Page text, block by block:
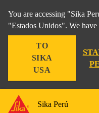
You are accessing "Sika
"Estados Unidos". We
TO
SIKA
USA
Sika Perú